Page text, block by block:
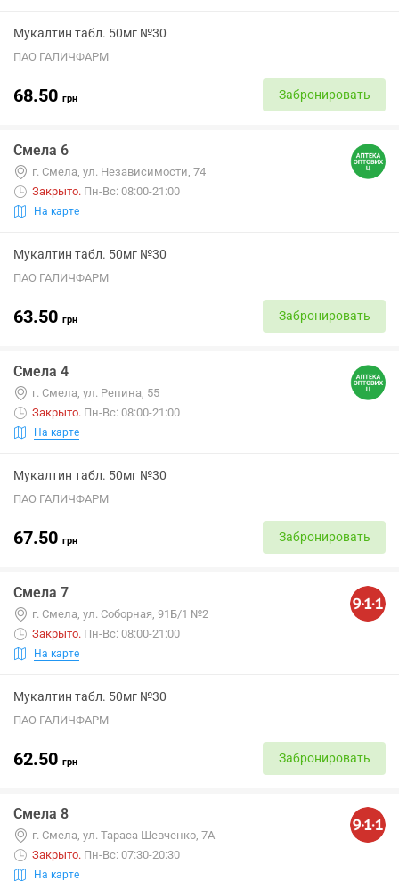
Мукалтин табл. 50мг №30
ПАО ГАЛИЧФАРМ
68.50 грн Забронировать
Смела 6
г. Смела, ул. Независимости, 74
Закрыто. Пн-Вс: 08:00-21:00
На карте
Мукалтин табл. 50мг №30
ПАО ГАЛИЧФАРМ
63.50 грн Забронировать
Смела 4
г. Смела, ул. Репина, 55
Закрыто. Пн-Вс: 08:00-21:00
На карте
Мукалтин табл. 50мг №30
ПАО ГАЛИЧФАРМ
67.50 грн Забронировать
Смела 7
г. Смела, ул. Соборная, 91Б/1 №2
Закрыто. Пн-Вс: 08:00-21:00
На карте
Мукалтин табл. 50мг №30
ПАО ГАЛИЧФАРМ
62.50 грн Забронировать
Смела 8
г. Смела, ул. Тараса Шевченко, 7А
Закрыто. Пн-Вс: 07:30-20:30
На карте